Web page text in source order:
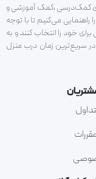
کمک‌درسی ،کمک آموزشی و
راهنمایی می‌کنیم تا با توجه
خود را انتخاب کنند و به
در سریع‌ترین زمان درب منزل